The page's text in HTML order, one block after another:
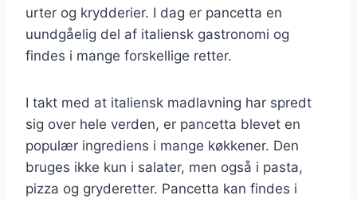
urter og krydderier. I dag er pancetta en
uundgåelig del af italiensk gastronomi og
findes i mange forskellige retter.
I takt med at italiensk madlavning har spredt
sig over hele verden, er pancetta blevet en
populær ingrediens i mange køkkener. Den
bruges ikke kun i salater, men også i pasta,
pizza og gryderetter. Pancetta kan findes i